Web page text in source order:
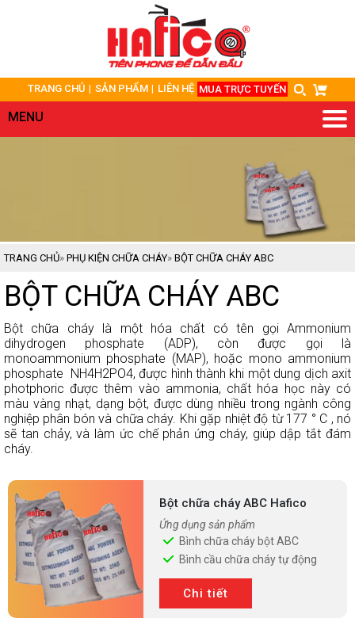
TRANG CHỦ SẢN PHẨM LIÊN HỆ MUA TRỰC TUYẾN
MENU
GIỚI
THIỆU
DỤNG
HỎI
ĐÁP
TÀI
LIỆU
TIN
TỨC
MUA
TRỰC
TUYẾN
ĐĂNG
KÝ
ĐẠI
LÝ
TRANG CHỦ» PHỤ KIỆN CHỮA CHÁY» BỘT CHỮA CHÁY ABC
BỘT CHỮA CHÁY ABC
Bột chữa cháy là một hóa chất có tên gọi Ammonium
dihydrogen phosphate (ADP), còn được gọi là
monoammonium phosphate (MAP), hoặc mono ammonium
phosphate NH4H2PO4, được hình thành khi một dung dịch axit
photphoric được thêm vào ammonia, chất hóa học này có
màu vàng nhạt, dạng bột, được dùng nhiều trong ngành công
nghiệp phân bón và chữa cháy. Khi gặp nhiệt độ từ 177 ° C , nó
sẽ tan chảy, và làm ức chế phản ứng cháy, giúp dập tắt đám
cháy.
Bột chữa cháy ABC Hafico
Ứng dụng sản phẩm
Bình chữa cháy bột ABC
Bình cầu chữa cháy tự động
Chi tiết